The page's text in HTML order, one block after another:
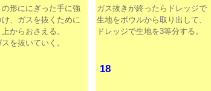
の形ににぎった手に強
け、ガスを抜くために
からおさえる。
を抜いていく。
ガス抜きが終ったらドレッジで
生地をボウルから取り出して、
ドレッジで生地を3等分する。
18